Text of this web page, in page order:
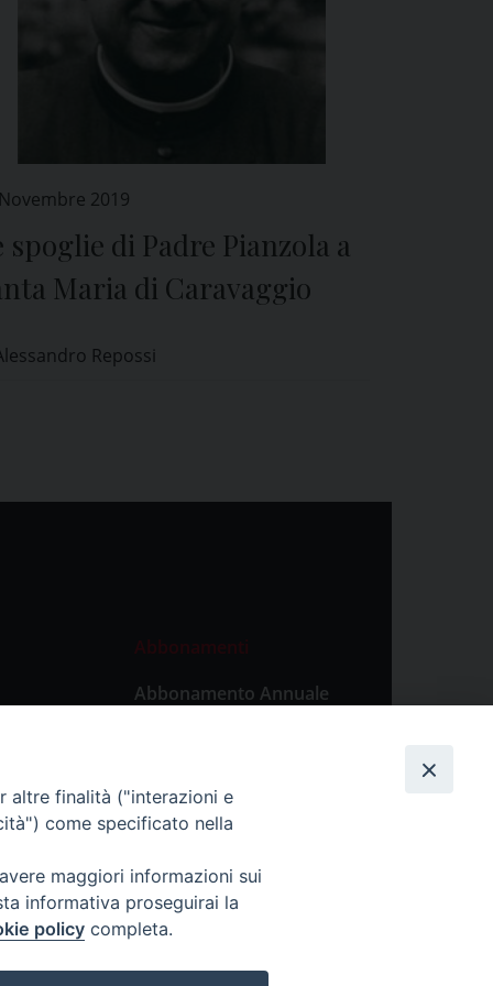
2019
spoglie di Padre Pianzola a
Maria di Caravaggio
Repossi
Abbonamenti
Abbonamento Annuale
Abbonamento Singola
altre finalità ("interazioni e
come specificato nella
maggiori informazioni sui
informativa proseguirai la
policy completa.